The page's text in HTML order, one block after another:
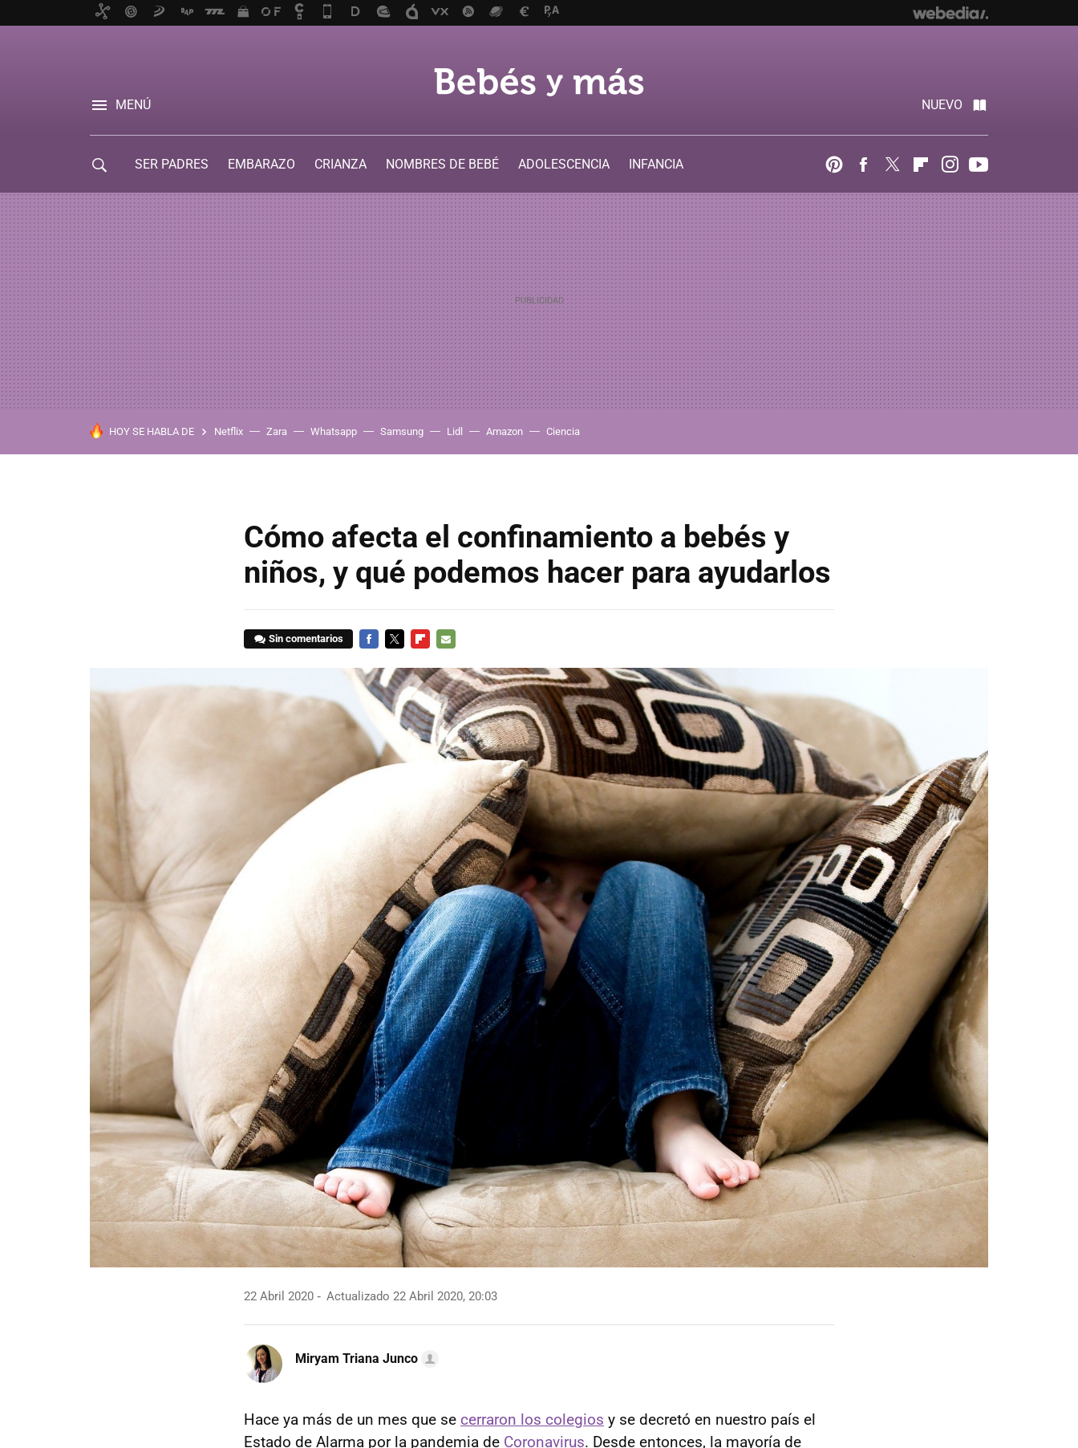
MENÚ NUEVO
SER PADRES EMBARAZO CRIANZA NOMBRES DE BEBÉ ADOLESCENCIA
INFANCIA
PinterestFacebook
Twitter FlipboardInstagram
HOY SE HABLA DE Netflix Zara Whatsapp Samsung Lidl Amazon Ciencia
Cómo afecta el confinamiento a bebés y
niños, y qué podemos hacer para ayudarlos
Sin comentarios
MAIL
22 Abril 2020 Actualizado 22 Abril 2020, 20:03
Miryam Triana Junco
Hace ya más de un mes que se cerraron los colegios y se decretó en nuestro país el
Estado de Alarma por la pandemia de Coronavirus. Desde entonces, la mayoría de